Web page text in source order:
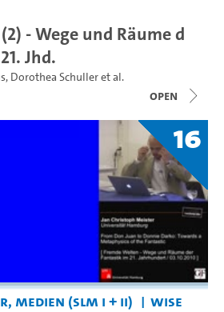
- Wege und Räume d
Jhd.
, Dorothea Schulleret al.
open
16
Medien (SLM I + II)
WiSe